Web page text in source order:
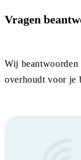
Vragen
Wij
overhoudt voor je